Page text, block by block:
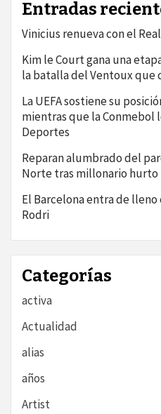
Entradas
Vinicius renueva con el
Kim le Court gana una
la batalla del Ventoux que
La UEFA sostiene su
mientras que la Conmebol
Deportes
Reparan alumbrado del
Norte tras millonario hurto
El Barcelona entra de
Rodri
Categorías
activa
Actualidad
alias
años
Artist